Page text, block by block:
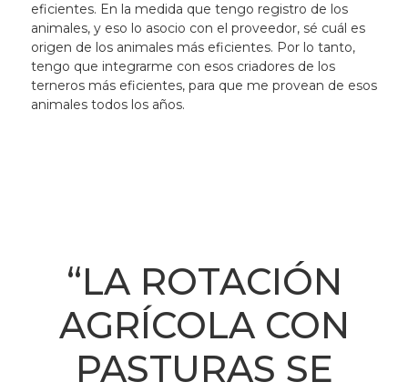
eficientes. En la medida que tengo registro de los
animales, y eso lo asocio con el proveedor, sé cuál es
origen de los animales más eficientes. Por lo tanto,
tengo que integrarme con esos criadores de los
terneros más eficientes, para que me provean de esos
animales todos los años.
“LA ROTACIÓN
AGRÍCOLA CON
PASTURAS SE